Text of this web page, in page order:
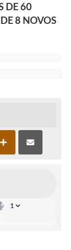
DE 60
8 NOVOS